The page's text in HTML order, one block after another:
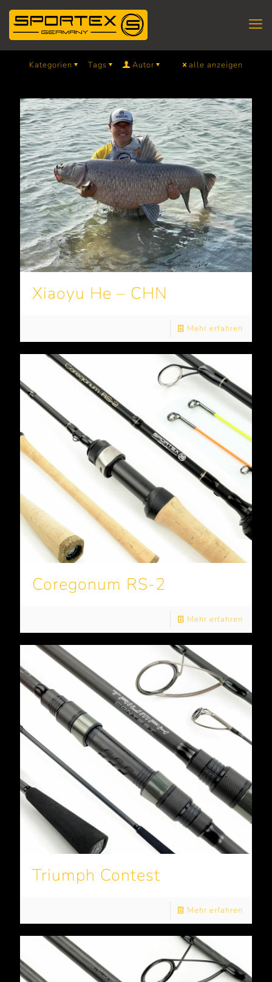
Kategorien Tags Autor alle anzeigen
Xiaoyu He – CHN
Mehr erfahren
Coregonum RS-2
Mehr erfahren
Triumph Contest
Mehr erfahren